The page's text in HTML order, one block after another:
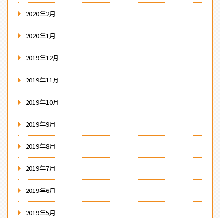
2020年2月
2020年1月
2019年12月
2019年11月
2019年10月
2019年9月
2019年8月
2019年7月
2019年6月
2019年5月